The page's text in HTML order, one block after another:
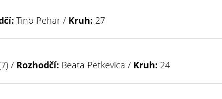
Tino Pehar / Kruh: 27
/ Rozhodčí: Beata Petkevica / Kruh: 24